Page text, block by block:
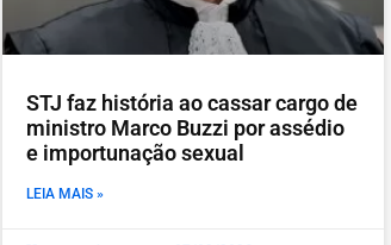
STJ faz história ao cassar cargo de
ministro Marco Buzzi por assédio
e importunação sexual
LEIA MAIS »